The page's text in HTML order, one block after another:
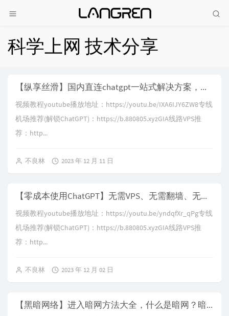
科学上网 技术分享
【纵享丝滑】国内直连chatgpt一站式解决方案，免翻墙注册chatgpt账号，中国区openai总代理？不！是pandora！国内直连体验湿滑的chatgpt|chat2api|支持API调用
视频教程youtube播放地址：https://youtu.be/IXA6IJY6ZW8专线
机场推荐(解锁ChatGPT)：https://b.880805.xyzGIA线路VPS推
荐：http...
不良林 2023 年 12 月 11 日
【零成本使用ChatGPT】无需VPS、无需翻墙、无需国外手机号接码，新手小白入门教程|ChatGPT简单上手|绕过apikey验证手机号限制|跨境电商|网赚必备|API key使用指南
视频教程youtube播放地址：https://youtu.be/yndqfXr_qPg专线
机场推荐(解锁ChatGPT)：https://b.880805.xyzGIA线路VPS推
荐：http...
不良林 2023 年 12 月 02 日
【黑暗网络】进入暗网方法大全，什么是暗网？暗网有多恐怖？黑暗网络和黑暗网站的区别|洋葱网络|dark web|tor网络